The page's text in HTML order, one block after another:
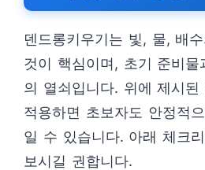
덴드롱키우기는 빛, 물, 배
것이 핵심이며, 초기 준비
의 열쇠입니다. 위에 제시
적용하면 초보자도 안정적
일 수 있습니다. 아래 체크
보시길 권합니다.